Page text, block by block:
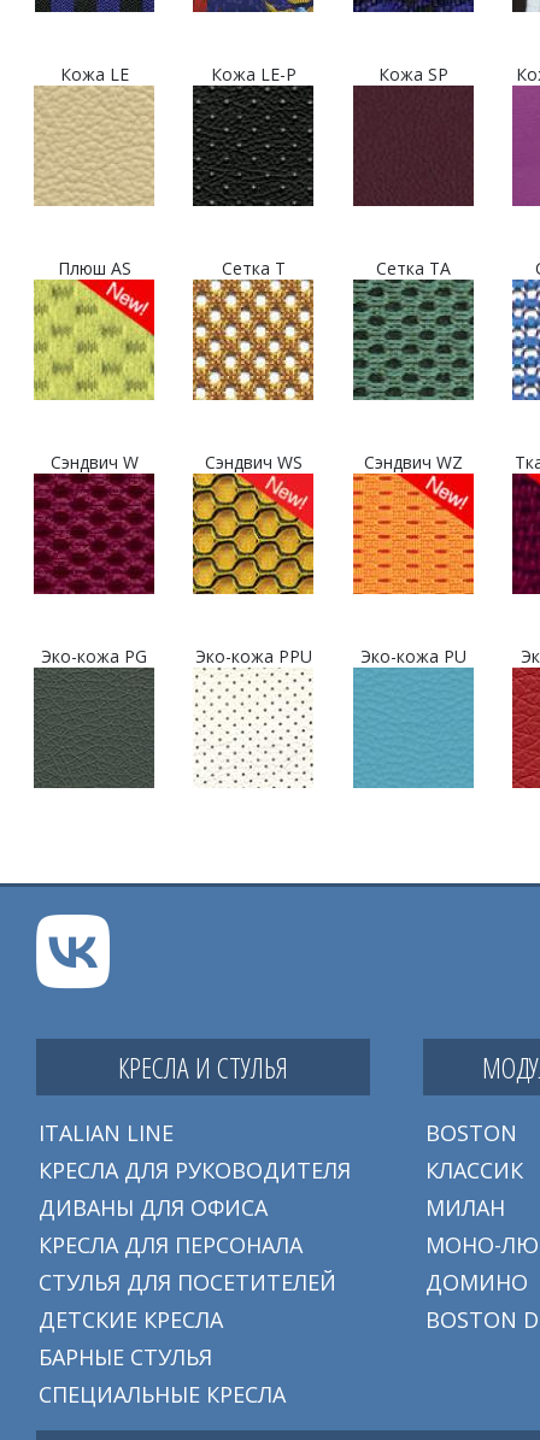
Кожа LE Кожа LE-P Кожа SP
Плюш AS Сетка T Сетка TA
Сэндвич W Сэндвич WS Сэндвич WZ
Эко-кожа PG Эко-кожа PPU Эко-кожа PU
КРЕСЛА И СТУЛЬЯ
ITALIAN LINE
КРЕСЛА ДЛЯ РУКОВОДИТЕЛЯ
ДИВАНЫ ДЛЯ ОФИСА
КРЕСЛА ДЛЯ ПЕРСОНАЛА
СТУЛЬЯ ДЛЯ ПОСЕТИТЕЛЕЙ
ДЕТСКИЕ КРЕСЛА
БАРНЫЕ СТУЛЬЯ
СПЕЦИАЛЬНЫЕ КРЕСЛА
BOSTON
КЛАССИК
МИЛАН
МОНО-
ДОМИНО
BOSTON